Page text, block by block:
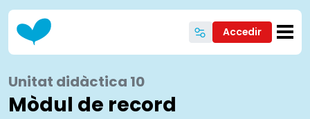
Vés al contingut
Accedir
Unitat didàctica 10
Mòdul de record